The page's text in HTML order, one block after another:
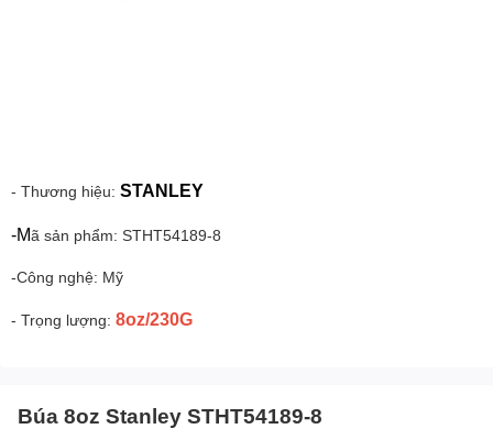
- Thương hiệu: STANLEY
-Mã sản phẩm: STHT54189-8
-Công nghệ: Mỹ
- Trọng lượng: 8oz/230G
Búa 8oz Stanley STHT54189-8